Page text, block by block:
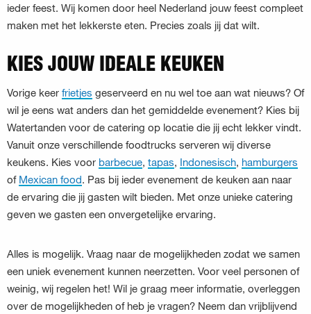
ieder feest. Wij komen door heel Nederland jouw feest compleet
maken met het lekkerste eten. Precies zoals jij dat wilt.
KIES JOUW IDEALE KEUKEN
Vorige keer frietjes geserveerd en nu wel toe aan wat nieuws? Of
wil je eens wat anders dan het gemiddelde evenement? Kies bij
Watertanden voor de catering op locatie die jij echt lekker vindt.
Vanuit onze verschillende foodtrucks serveren wij diverse
keukens. Kies voor barbecue, tapas, Indonesisch, hamburgers
of Mexican food. Pas bij ieder evenement de keuken aan naar
de ervaring die jij gasten wilt bieden. Met onze unieke catering
geven we gasten een onvergetelijke ervaring.
Alles is mogelijk. Vraag naar de mogelijkheden zodat we samen
een uniek evenement kunnen neerzetten. Voor veel personen of
weinig, wij regelen het! Wil je graag meer informatie, overleggen
over de mogelijkheden of heb je vragen? Neem dan vrijblijvend